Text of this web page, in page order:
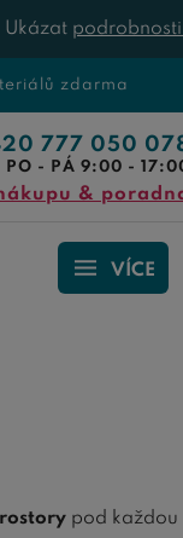
Ukázat
zdarma
777 050
PO - PÁ 9:00 -
&
VÍCE
pod každou